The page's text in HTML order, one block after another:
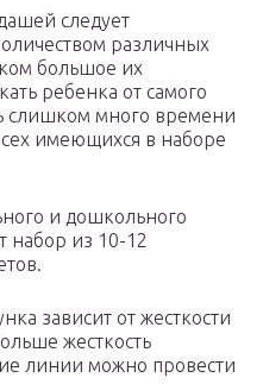
следует
различных
большое их
ребенка от самого
слишком много времени
имеющихся в наборе
и дошкольного
набор из 10-12
зависит от жесткости
жесткость
линии можно провести